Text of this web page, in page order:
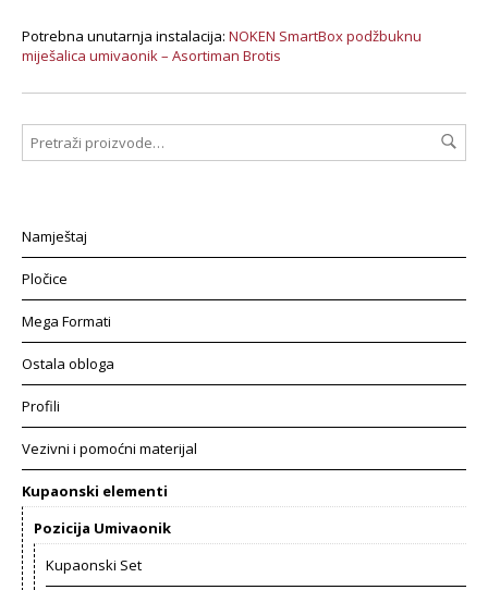
Potrebna unutarnja instalacija: NOKEN SmartBox podžbuknu
miješalica umivaonik – Asortiman Brotis
Namještaj
Pločice
Mega Formati
Ostala obloga
Profili
Vezivni i pomoćni materijal
Kupaonski elementi
Pozicija Umivaonik
Kupaonski Set